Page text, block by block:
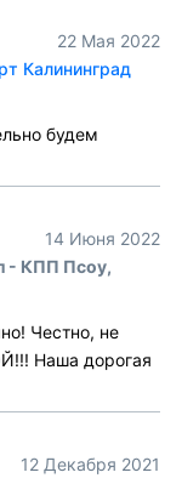
22 Мая 2022
Калининград
будем
14 Июня 2022
- КПП Псоу,
Честно, не
Наша дорогая
12 Декабря 2021